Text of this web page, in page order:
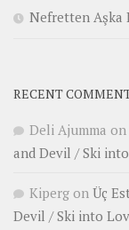
Nefretten Aşka
RECENT
Deli Ajumma on
and Devil / Ski
Kiperg on Üç
Devil / Ski into